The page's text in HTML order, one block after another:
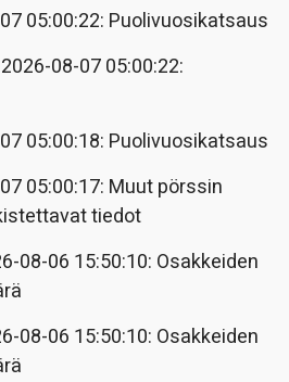
05:00:22: Puolivuosikatsaus
08-07 05:00:22:
05:00:18: Puolivuosikatsaus
05:00:17: Muut pörssin
tiedot
08-06 15:50:10: Osakkeiden
08-06 15:50:10: Osakkeiden